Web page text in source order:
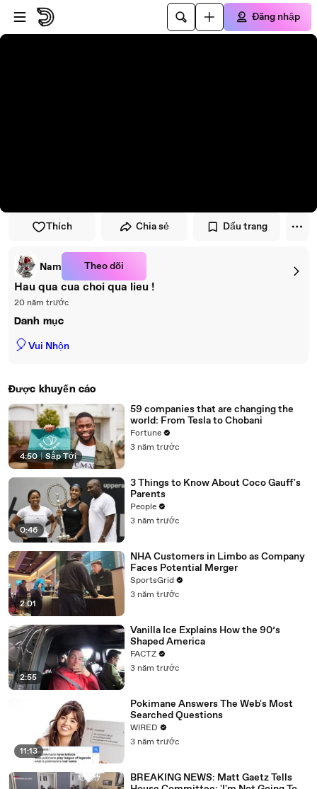
Đi đến trình phát
Đi đến nội dung chính
Đăng nhập
Thích Chia sẻ Dấu trang
Nam Theo dõi
Hau qua cua choi qua lieu !
20 năm trước
Danh mục
🎈Vui Nhộn
Được khuyến cáo
4:50 | Sắp Tới
59 companies that are changing the
world: From Tesla to Chobani
Fortune
3 năm trước
0:46
3 Things to Know About Coco Gauff's
Parents
People
3 năm trước
2:01
NHA Customers in Limbo as Company
Faces Potential Merger
SportsGrid
3 năm trước
2:55
Vanilla Ice Explains How the 90’s
Shaped America
FACTZ
3 năm trước
11:13
Pokimane Answers The Web's Most
Searched Questions
WIRED
3 năm trước
BREAKING NEWS: Matt Gaetz Tells